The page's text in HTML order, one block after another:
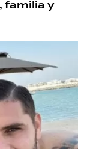
familia y